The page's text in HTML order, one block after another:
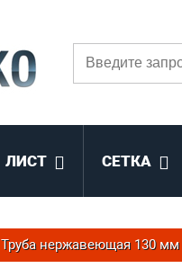
ЛИСТ СЕТКА
Труба нержавеющая 130 мм